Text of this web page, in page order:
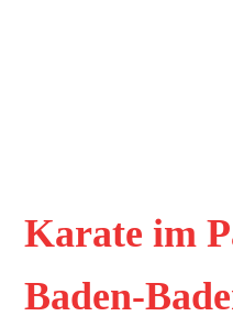
Karate im
Baden-